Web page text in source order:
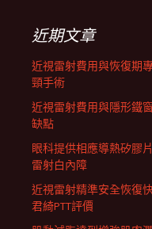
列近期文章
近視雷射費用與恢復期
頸手術
近視雷射費用與隱形鐵
缺點
眼科提供相應導熱矽膠
雷射白內障
近視雷射精準安全恢復
君綺PTT評價